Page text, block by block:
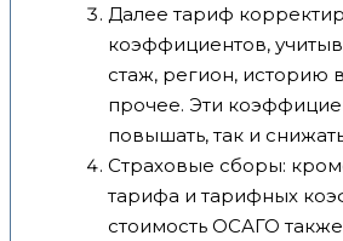
Далее тариф
коэффициентов,
стаж, регион, историю
прочее. Эти
повышать, так и
Страховые сборы:
тарифа и тарифных
стоимость ОСАГО